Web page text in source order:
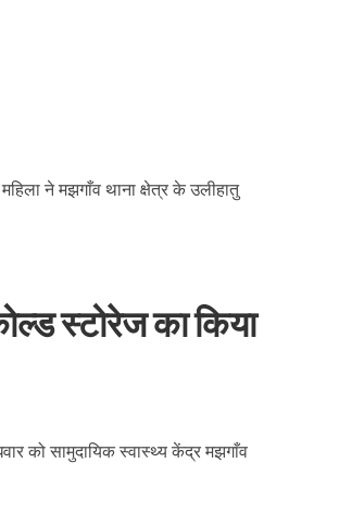
ने मझगाँव थाना क्षेत्र के उलीहातु
स्टोरेज का किया
को सामुदायिक स्वास्थ्य केंद्र मझगाँव